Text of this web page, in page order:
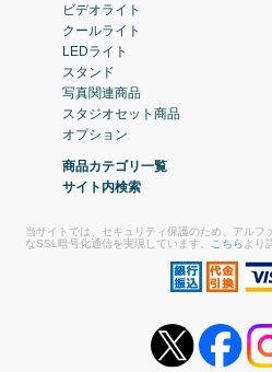
ビデオライト
クールライト
LEDライト
スタンド
写真関連商品
スタジオセット商品
オプション
商品カテゴリ一覧
サイト内検索
当サイトでは、セキュリティ保護のため、アル
なSSL暗号化通信を実現しています。
こちら より